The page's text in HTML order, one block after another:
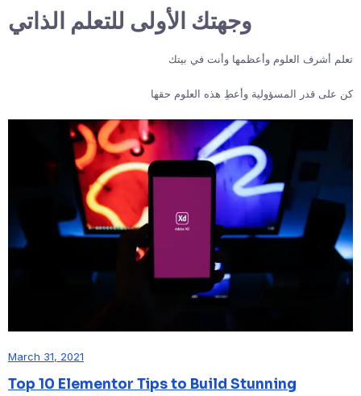
وجهتك الأولى للتعلم الذاتي
تعلم أشرف العلوم وأعظمها وأنت في بيتك
كن على قدر المسؤولية وأعطِ هذه العلوم حقها
March 31, 2021
Top 10 Elementor Tips to Build Stunning